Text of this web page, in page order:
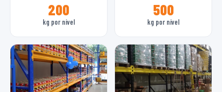
200
kg por nível
500
kg por nível